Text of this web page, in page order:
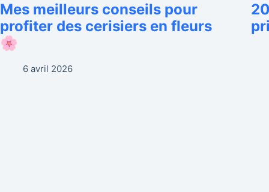
Mes meilleurs conseils pour
profiter des cerisiers en fleurs
🌸
6 avril 2026